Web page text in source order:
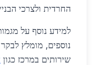
החרדית ולצרכי
למידע נוסף על
נוספים, מומלץ
שירותים במרכז כגון